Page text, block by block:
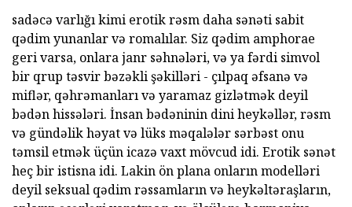
sadəcə varlığı kimi erotik rəsm daha sənəti sabit
qədim yunanlar və romalılar. Siz qədim amphorae
geri varsa, onlara janr səhnələri, və ya fərdi simvol
bir qrup təsvir bəzəkli şəkilləri - çılpaq əfsanə və
miflər, qəhrəmanları və yaramaz gizlətmək deyil
bədən hissələri. İnsan bədəninin dini heykəllər, rəsm
və gündəlik həyat və lüks məqalələr sərbəst onu
təmsil etmək üçün icazə vaxt mövcud idi. Erotik sənət
heç bir istisna idi. Lakin ön plana onların modelləri
deyil seksual qədim rəssamların və heykəltəraşların,